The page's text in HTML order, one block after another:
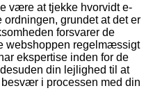
være at tjekke hvorvidt e-
grundet at det er
forsvarer de
webshoppen regelmæssigt
ekspertise inden for de
din lejlighed til at
i processen med din